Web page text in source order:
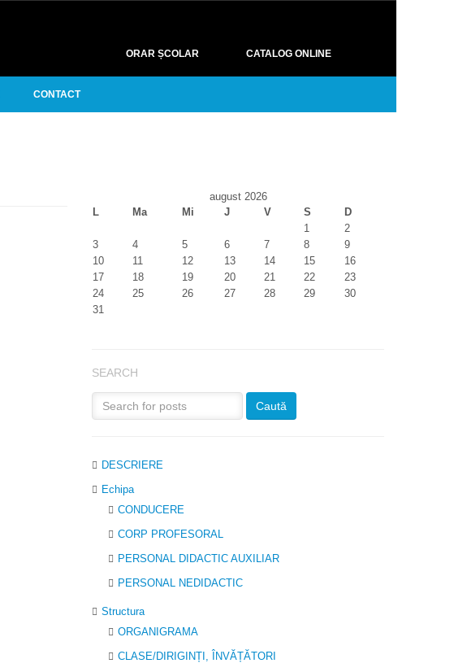
ORAR ȘCOLAR CATALOG ONLINE
CONTACT
august 2026
L
Ma Mi J V S
D
1
2
3
4 5 6 7 8
9
10
11 12 13 14 15
16
17
18 19 20 21 22
23
24
25 26 27 28 29
30
31
SEARCH
DESCRIERE
Echipa
CONDUCERE
CORP PROFESORAL
PERSONAL DIDACTIC AUXILIAR
PERSONAL NEDIDACTIC
Structura
ORGANIGRAMA
CLASE/DIRIGINȚI, ÎNVĂȚĂTORI